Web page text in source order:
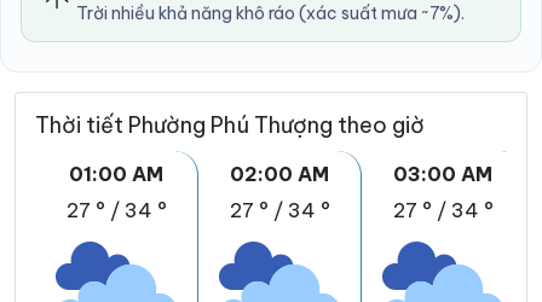
Trời nhiều khả năng khô ráo (xác suất mưa ~7%).
Thời tiết Phường Phú Thượng theo giờ
01:00 AM
27 ° / 34 °
02:00 AM
27 ° / 34 °
03:00 AM
27 ° / 34 °